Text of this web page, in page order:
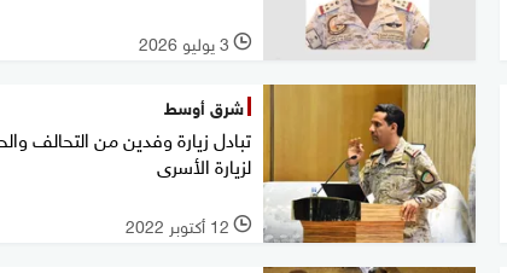
l 3 يوليو 2026
شرق أوسط
تبادل زيارة وفدين من التحالف
لزيارة الأسرى
l 12 أكتوبر 2022